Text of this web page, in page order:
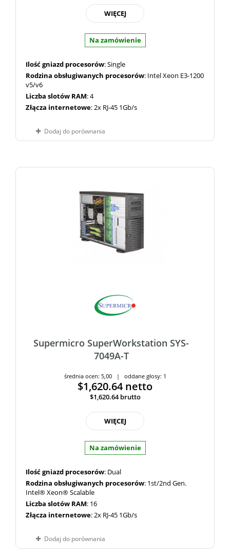
WIĘCEJ
Na zamówienie
Ilość gniazd procesorów: Single
Rodzina obsługiwanych procesorów: Intel Xeon E3-1200
v5/v6
Liczba slotów RAM: 4
Złącza internetowe: 2x RJ-45 1Gb/s
Dodaj do porównania
Supermicro SuperWorkstation SYS-
7049A-T
średnia ocen: 5,00 | oddane głosy: 1
$1,620.64 netto
$1,620.64brutto
WIĘCEJ
Na zamówienie
Ilość gniazd procesorów: Dual
Rodzina obsługiwanych procesorów: 1st/2nd Gen.
Intel® Xeon® Scalable
Liczba slotów RAM: 16
Złącza internetowe: 2x RJ-45 1Gb/s
Dodaj do porównania